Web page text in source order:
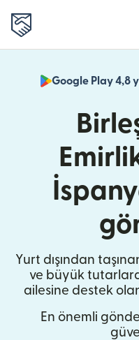
Google Play 4,8
Yurt dışından
ve büyük
ailesine destek
En önemli